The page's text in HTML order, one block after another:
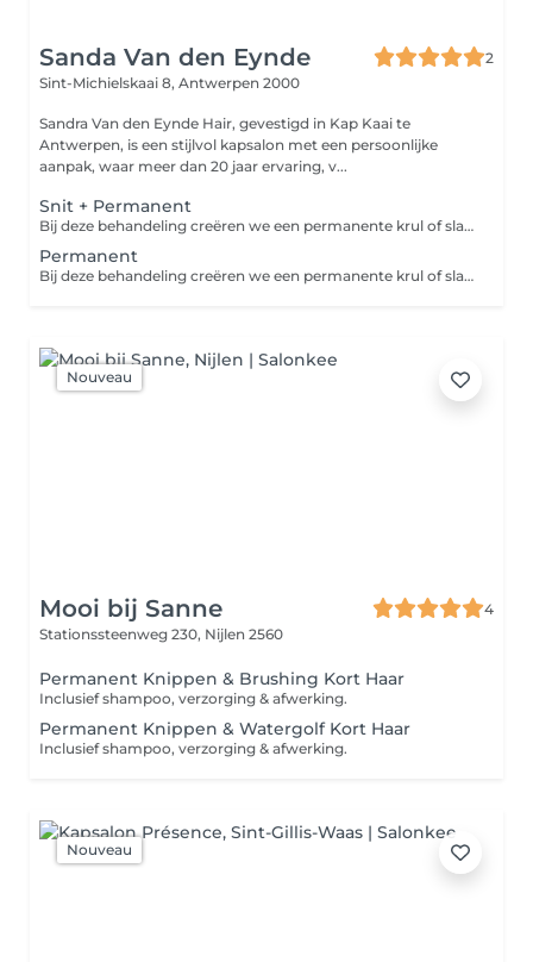
Sanda Van den Eynde
2
Sint-Michielskaai 8, Antwerpen 2000
Sandra Van den Eynde Hair, gevestigd in Kap Kaai te
Antwerpen, is een stijlvol kapsalon met een persoonlijke
aanpak, waar meer dan 20 jaar ervaring, v...
Snit + Permanent
Bij deze behandeling creëren we een permanente krul of slag in het haar en knippen we het in de gewenste snit. Vervolgens drogen we het haar met de hand (zonder ronde borstels of stylingtools). Inclusief: wassen, permanent, knippen, handdrogen. Wens je een extra verzorging? Gelieve dit bij te boeken bij het verzorging menu.
Permanent
Bij deze behandeling creëren we een permanente krul of slag in het haar. Vervolgens drogen we het haar met de hand (zonder ronde borstels of stylingtools). Inclusief: wassen, permanent, handdrogen. Wens je een extra verzorging? Gelieve dit bij te boeken bij het verzorging menu.
Nouveau
Mooi bij Sanne
4
Stationssteenweg 230, Nijlen 2560
Permanent Knippen & Brushing Kort Haar
Inclusief shampoo, verzorging & afwerking.
Permanent Knippen & Watergolf Kort Haar
Inclusief shampoo, verzorging & afwerking.
Nouveau